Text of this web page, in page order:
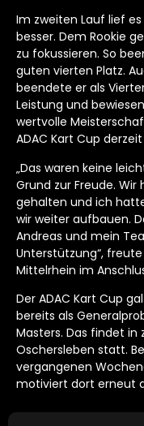
Im zweiten Lauf lief
besser. Dem Rookie
zu fokussieren. So
guten vierten Platz.
beendete er als
Leistung und
wertvolle
ADAC Kart Cup
„Das waren keine
Grund zur Freude. Wir
gehalten und ich
wir weiter aufbauen.
Andreas und mein
Unterstützung“,
Mittelrhein im
Der ADAC Kart Cup
bereits als
Masters. Das findet in
Oschersleben statt.
vergangenen
motiviert dort erneut